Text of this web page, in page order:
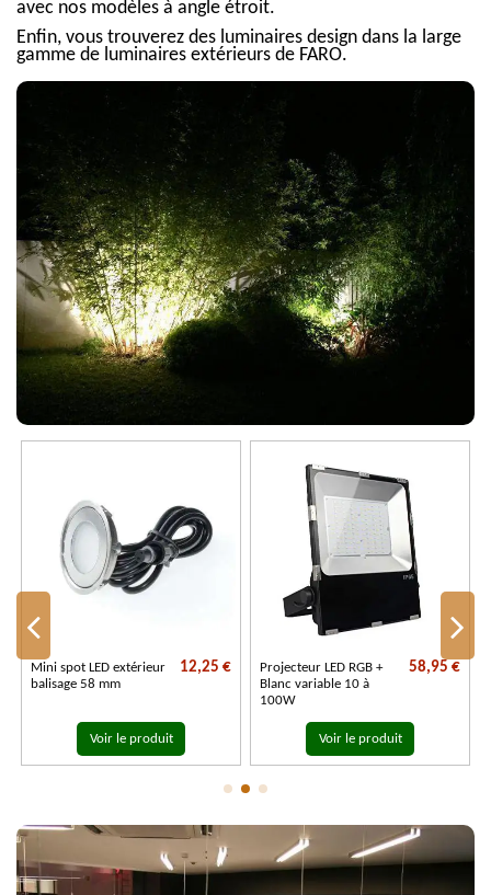
avec nos modèles à angle étroit.
Enfin, vous trouverez des luminaires design dans la large
gamme de luminaires extérieurs de FARO.
Mini spot LED extérieur
balisage 58 mm
12,25 €
Voir le produit
Projecteur LED RGB +
Blanc variable 10 à
100W
58,95 €
Voir le produit